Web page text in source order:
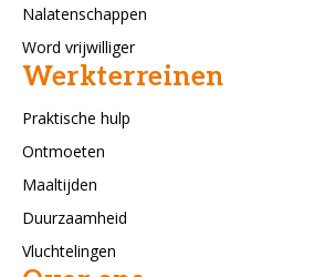
Nalatenschappen
Word vrijwilliger
Werkterreinen
Praktische hulp
Ontmoeten
Maaltijden
Duurzaamheid
Vluchtelingen